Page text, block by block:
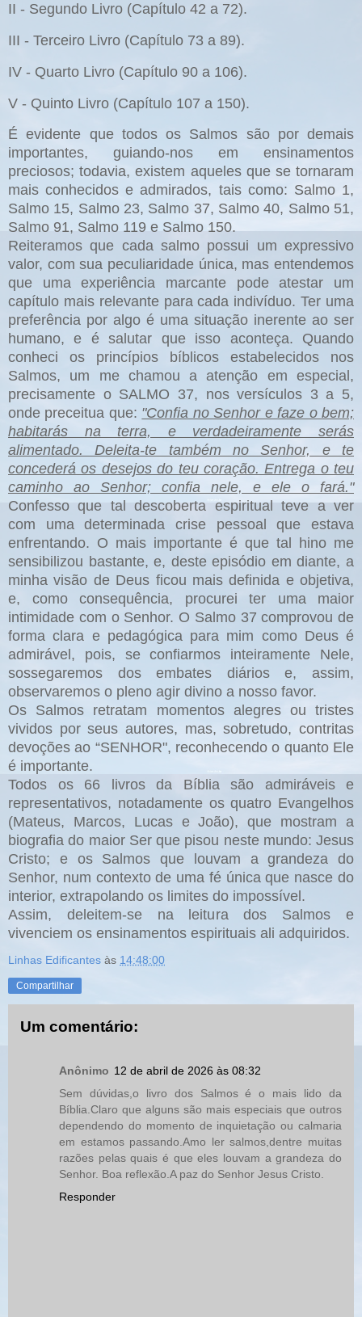
II - Segundo Livro (Capítulo 42 a 72).
III - Terceiro Livro (Capítulo 73 a 89).
IV - Quarto Livro (Capítulo 90 a 106).
V - Quinto Livro (Capítulo 107 a 150).
É evidente que todos os Salmos são por demais
importantes, guiando-nos em ensinamentos
preciosos; todavia, existem aqueles que se tornaram
mais conhecidos e admirados, tais como: Salmo 1,
Salmo 15, Salmo 23, Salmo 37, Salmo 40, Salmo 51,
Salmo 91, Salmo 119 e Salmo 150.
Reiteramos que cada salmo possui um expressivo
valor, com sua peculiaridade única, mas entendemos
que uma experiência marcante pode atestar um
capítulo mais relevante para cada indivíduo. Ter uma
preferência por algo é uma situação inerente ao ser
humano, e é salutar que isso aconteça. Quando
conheci os princípios bíblicos estabelecidos nos
Salmos, um me chamou a atenção em especial,
precisamente o SALMO 37, nos versículos 3 a 5,
onde preceitua que: "Confia no Senhor e faze o bem;
habitarás na terra, e verdadeiramente serás
alimentado. Deleita-te também no Senhor, e te
concederá os desejos do teu coração. Entrega o teu
caminho ao Senhor; confia nele, e ele o fará."
Confesso que tal descoberta espiritual teve a ver
com uma determinada crise pessoal que estava
enfrentando. O mais importante é que tal hino me
sensibilizou bastante, e, deste episódio em diante, a
minha visão de Deus ficou mais definida e objetiva,
e, como consequência, procurei ter uma maior
intimidade com o Senhor. O Salmo 37 comprovou de
forma clara e pedagógica para mim como Deus é
admirável, pois, se confiarmos inteiramente Nele,
sossegaremos dos embates diários e, assim,
observaremos o pleno agir divino a nosso favor.
Os Salmos retratam momentos alegres ou tristes
vividos por seus autores, mas, sobretudo, contritas
devoções ao “SENHOR", reconhecendo o quanto Ele
é importante.
Todos os 66 livros da Bíblia são admiráveis e
representativos, notadamente os quatro Evangelhos
(Mateus, Marcos, Lucas e João), que mostram a
biografia do maior Ser que pisou neste mundo: Jesus
Cristo; e os Salmos que louvam a grandeza do
Senhor, num contexto de uma fé única que nasce do
interior, extrapolando os limites do impossível.
Assim, deleitem-se na leitura dos Salmos e
vivenciem os ensinamentos espirituais ali adquiridos.
Linhas Edificantes às 14:48:00
Compartilhar
Um comentário:
Anônimo 12 de abril de 2026 às 08:32
Sem dúvidas,o livro dos Salmos é o mais lido da
Bíblia.Claro que alguns são mais especiais que outros
dependendo do momento de inquietação ou calmaria
em estamos passando.Amo ler salmos,dentre muitas
razões pelas quais é que eles louvam a grandeza do
Senhor. Boa reflexão.A paz do Senhor Jesus Cristo.
Responder